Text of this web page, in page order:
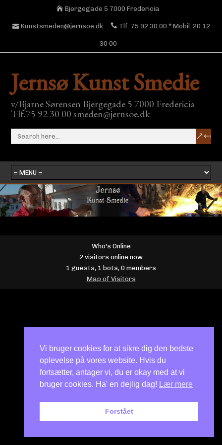
Bjergegade 5 7000 Fredericia
Kunstsmeden@jernsoe.dk Tlf. 75 92 30 00 * Mobil. 20 12
30 00
Jernsø Kunst Smedie
v/Bjarne Sørensen Bjergegade 5 7000 Fredericia
Tlf.75 92 30 00 smeden@jernsoe.dk
Who's Online
2 visitors online now
1 guests, 1 bots,0 members
Map of Visitors
Vi bruger cookies for at sikre dig den bedste
oplevelse på vores website. Hvis du
fortsætter, antager vi, du er okay med at vi
bruger cookies. Ha' en dejlig dag!
Lær mere
Forstået